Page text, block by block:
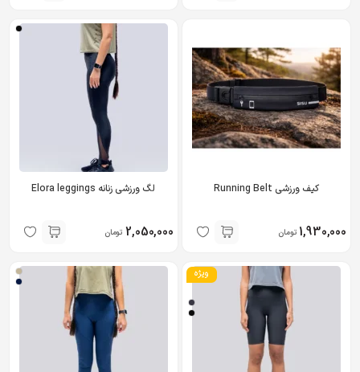
کیف ورزشی Running Belt
1,930,000 تومان
لگ ورزشی زنانه Elora leggings
2,050,000 تومان
ویژه